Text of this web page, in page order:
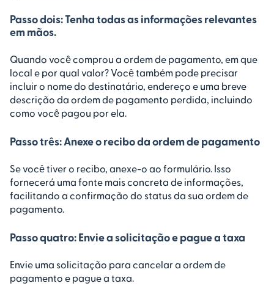
Passo dois: Tenha todas as informações relevantes
em mãos.
Quando você comprou a ordem de pagamento, em que
local e por qual valor? Você também pode precisar
incluir o nome do destinatário, endereço e uma breve
descrição da ordem de pagamento perdida, incluindo
como você pagou por ela.
Passo três: Anexe o recibo da ordem de pagamento
Se você tiver o recibo, anexe-o ao formulário. Isso
fornecerá uma fonte mais concreta de informações,
facilitando a confirmação do status da sua ordem de
pagamento.
Passo quatro: Envie a solicitação e pague a taxa
Envie uma solicitação para cancelar a ordem de
pagamento e pague a taxa.